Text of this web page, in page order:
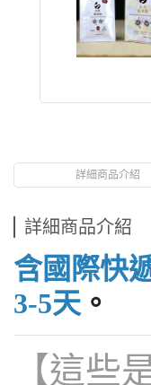
詳細商品介紹
詳細商品介紹
含國際快
3-5天 。
【這些